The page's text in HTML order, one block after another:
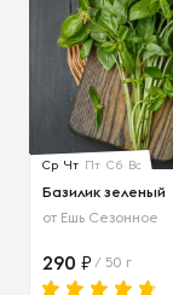
Ср Чт Пт Сб Вс
Базилик зеленый
от Ешь Сезонное
290 / 50 г